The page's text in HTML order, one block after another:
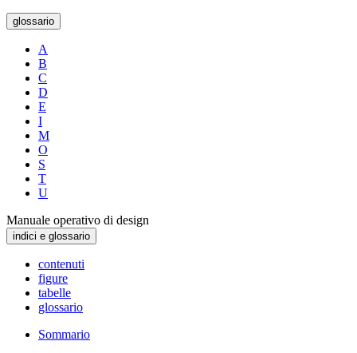
glossario
A
B
C
D
E
I
M
O
S
T
U
Manuale operativo di design
indici e glossario
contenuti
figure
tabelle
glossario
Sommario